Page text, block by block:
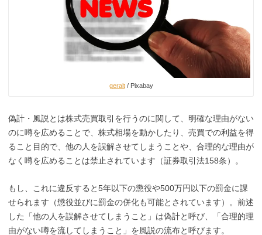
geralt/ Pixabay
偽計・風説とは株式売買取引を行うのに関して、 明確な理由がない
のに噂を広めることで、株式相場を動かしたり、 売買での利益を得
ること目的で、他の人を誤解させてしまうことや、 合理的な理由が
なく噂を広めることは禁止されています （証券取引法158条） 。
もし、これに違反すると5年以下の懲役や500万円以下の罰金に課
せられます（懲役並びに罰金の併化も可能とされています）。前述
した「他の人を誤解させてしまうこと」は偽計と呼び、「合理的理
由がない噂を流してしまうこと」を風説の流布と呼びます。